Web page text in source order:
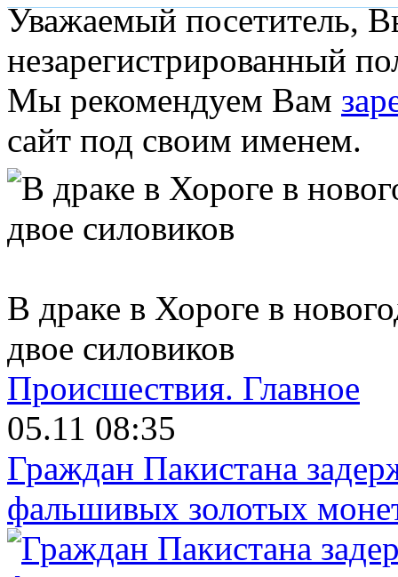
Уважаемый посетитель,
незарегистрированный
Мы рекомендуем Вам
сайт под своим именем.
В драке в Хороге в
двое силовиков
Происшествия. Главное
05.11 08:35
Граждан Пакистана
фальшивых золотых